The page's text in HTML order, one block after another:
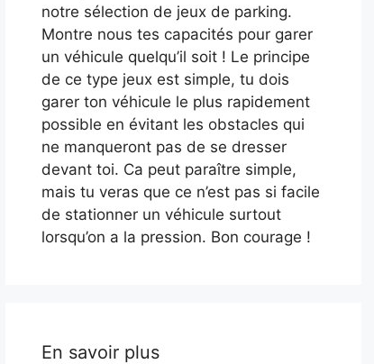
notre sélection de jeux de parking.
Montre nous tes capacités pour garer
un véhicule quelqu’il soit ! Le principe
de ce type jeux est simple, tu dois
garer ton véhicule le plus rapidement
possible en évitant les obstacles qui
ne manqueront pas de se dresser
devant toi. Ca peut paraître simple,
mais tu veras que ce n’est pas si facile
de stationner un véhicule surtout
lorsqu’on a la pression. Bon courage !
En savoir plus